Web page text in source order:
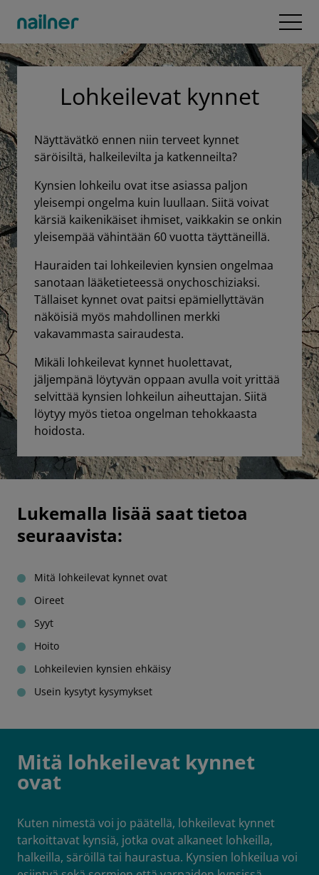
Lohkeilevat kynnet
Näyttävätkö ennen niin terveet kynnet
säröisiltä, halkeilevilta ja katkenneilta?
Kynsien lohkeilu ovat itse asiassa paljon
yleisempi ongelma kuin luullaan. Siitä voivat
kärsiä kaikenikäiset ihmiset, vaikkakin se onkin
yleisempää vähintään 60 vuotta täyttäneillä.
Hauraiden tai lohkeilevien kynsien ongelmaa
sanotaan lääketieteessä onychoschiziaksi.
Tällaiset kynnet ovat paitsi epämiellyttävän
näköisiä myös mahdollinen merkki
vakavammasta sairaudesta.
Mikäli lohkeilevat kynnet huolettavat,
jäljempänä löytyvän oppaan avulla voit yrittää
selvittää kynsien lohkeilun aiheuttajan. Siitä
löytyy myös tietoa ongelman tehokkaasta
hoidosta.
Lukemalla lisää saat tietoa
seuraavista:
Mitä lohkeilevat kynnet ovat
Oireet
Syyt
Hoito
Lohkeilevien kynsien ehkäisy
Usein kysytyt kysymykset
Mitä lohkeilevat kynnet
ovat
Kuten nimestä voi jo päätellä, lohkeilevat kynnet
tarkoittavat kynsiä, jotka ovat alkaneet lohkeilla,
halkeilla, säröillä tai haurastua. Kynsien lohkeilua voi